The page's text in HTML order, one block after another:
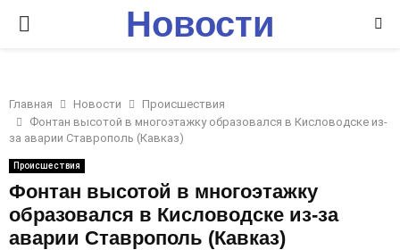
P
I
M
A
Новости
Главная Новости
Происшествия
Фонтан высотой в многоэтажку образовался в Кисловодске из-
за аварии Ставрополь (Кавказ)
Происшествия
Фонтан высотой в многоэтажку
образовался в Кисловодске из-за
аварии Ставрополь (Кавказ)